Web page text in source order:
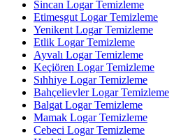
Sincan Logar Temizleme
Etimesgut Logar Temizleme
Yenikent Logar Temizleme
Etlik Logar Temizleme
Ayvalı Logar Temizleme
Keçiören Logar Temizleme
Sıhhiye Logar Temizleme
Bahçelievler Logar Temizleme
Balgat Logar Temizleme
Mamak Logar Temizleme
Cebeci Logar Temizleme